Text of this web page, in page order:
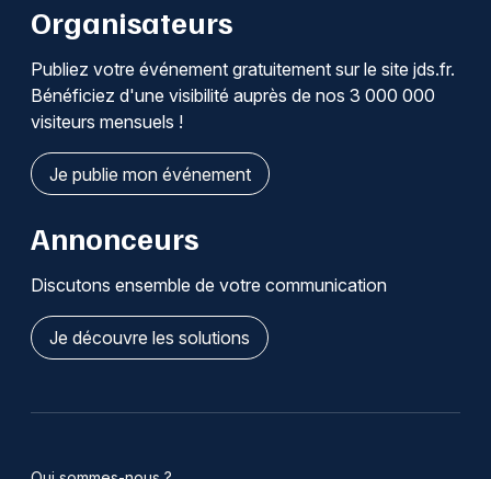
Organisateurs
Publiez votre événement gratuitement sur le site jds.fr.
Bénéficiez d'une visibilité auprès de nos 3 000 000
visiteurs mensuels !
Je publie mon événement
Annonceurs
Discutons ensemble de votre communication
Je découvre les solutions